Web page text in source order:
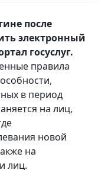
после
электронный
госуслуг.
правила
в период
на лиц,
новой
на
лиц.